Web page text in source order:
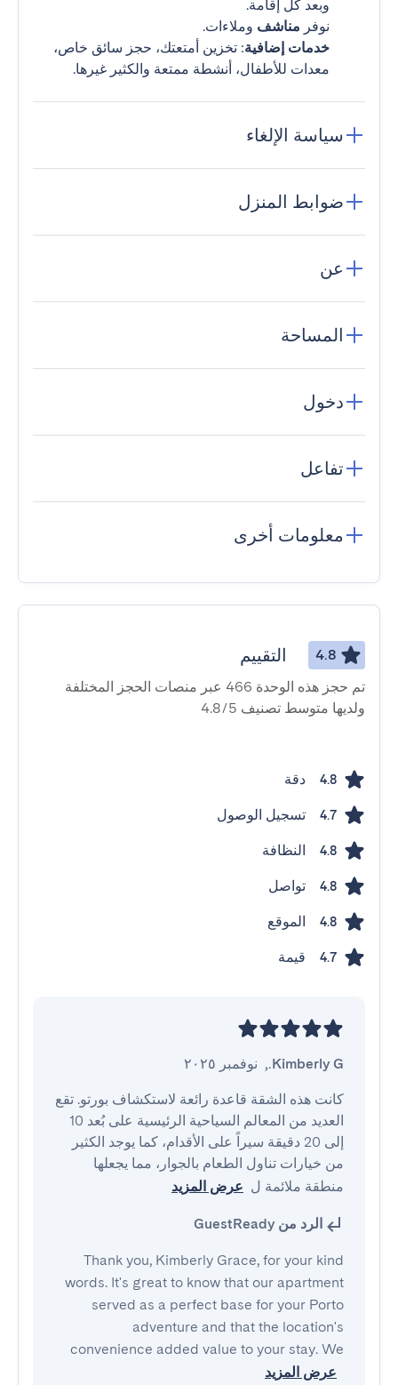
وبعد كل إقامة.
نوفر مناشف وملاءات.
خدمات إضافية: تخزين أمتعتك، حجز سائق خاص،
معدات للأطفال، أنشطة ممتعة والكثير غيرها.
سياسة الإلغاء
ضوابط المنزل
عن
المساحة
دخول
تفاعل
معلومات أخرى
4.8 التقييم
تم حجز هذه الوحدة 466 عبر منصات الحجز المختلفة
ولديها متوسط ​​تصنيف 4.8/5
4.8 دقة
4.7 تسجيل الوصول
4.8 النظافة
4.8 تواصل
4.8 الموقع
4.7 قيمة
Kimberly G.
, نوفمبر ٢٠٢٥
منطقة ملائمة ل عرض المزيد
الرد من GuestReady
Thank you, Kimberly Grace, for your kind
words. It's great to know that our apartment
served as a perfect base for your Porto
adventure and that the location's
convenience added value to your stay. We
عرض المزيد